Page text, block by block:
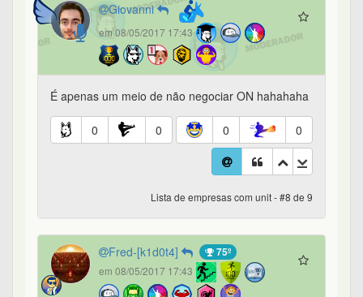
Giovanni
em 08/05/2017 17:43
É apenas um meio de não negociar ON hahahaha
0 0 0 0
Lista de empresas com unit - #8 de 9
Fred-[k1d0t4] 75º
em 08/05/2017 17:43